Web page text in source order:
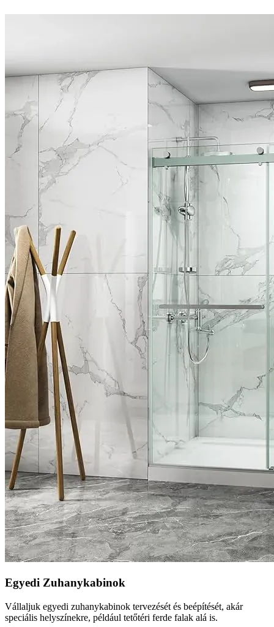
Egyedi Zuhanykabinok
Vállaljuk egyedi zuhanykabinok tervezését és beépítését, akár
speciális helyszínekre, például tetőtéri ferde falak alá is.